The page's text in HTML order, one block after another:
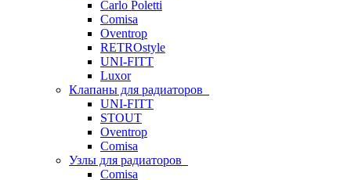
Carlo Poletti
Comisa
Oventrop
RETROstyle
UNI-FITT
Luxor
Клапаны для радиаторов
UNI-FITT
STOUT
Oventrop
Comisa
Узлы для радиаторов
Comisa